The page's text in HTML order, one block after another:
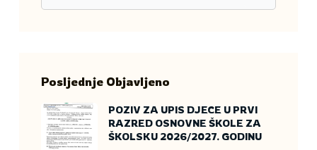
Posljednje Objavljeno
POZIV ZA UPIS DJECE U PRVI
RAZRED OSNOVNE ŠKOLE ZA
ŠKOLSKU 2026/2027. GODINU